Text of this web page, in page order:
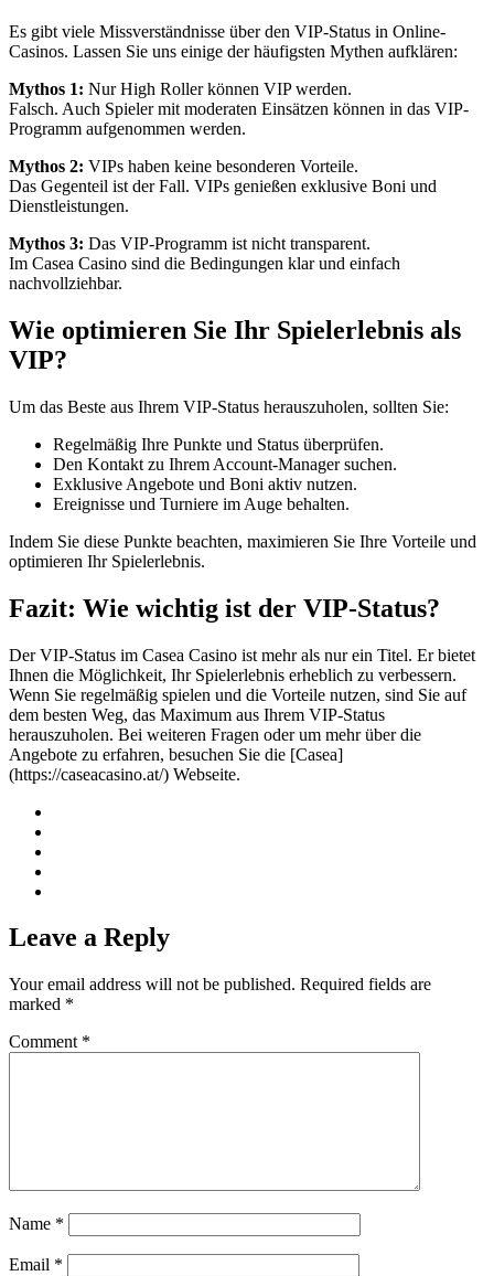
Es gibt viele Missverständnisse über den VIP-Status in Online-
Casinos. Lassen Sie uns einige der häufigsten Mythen aufklären:
Mythos 1: Nur High Roller können VIP werden.
Falsch. Auch Spieler mit moderaten Einsätzen können in das VIP-
Programm aufgenommen werden.
Mythos 2: VIPs haben keine besonderen Vorteile.
Das Gegenteil ist der Fall. VIPs genießen exklusive Boni und
Dienstleistungen.
Mythos 3: Das VIP-Programm ist nicht transparent.
Im Casea Casino sind die Bedingungen klar und einfach
nachvollziehbar.
Wie optimieren Sie Ihr Spielerlebnis als
VIP?
Um das Beste aus Ihrem VIP-Status herauszuholen, sollten Sie:
Regelmäßig Ihre Punkte und Status überprüfen.
Den Kontakt zu Ihrem Account-Manager suchen.
Exklusive Angebote und Boni aktiv nutzen.
Ereignisse und Turniere im Auge behalten.
Indem Sie diese Punkte beachten, maximieren Sie Ihre Vorteile und
optimieren Ihr Spielerlebnis.
Fazit: Wie wichtig ist der VIP-Status?
Der VIP-Status im Casea Casino ist mehr als nur ein Titel. Er bietet
Ihnen die Möglichkeit, Ihr Spielerlebnis erheblich zu verbessern.
Wenn Sie regelmäßig spielen und die Vorteile nutzen, sind Sie auf
dem besten Weg, das Maximum aus Ihrem VIP-Status
herauszuholen. Bei weiteren Fragen oder um mehr über die
Angebote zu erfahren, besuchen Sie die [Casea]
(https://caseacasino.at/) Webseite.
Leave a Reply
Your email address will not be published. Required fields are
marked *
Comment *
Name *
Email *